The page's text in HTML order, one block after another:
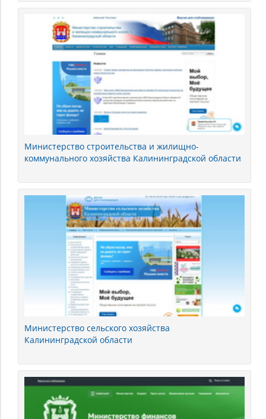
Министерство строительства и жилищно-
коммунального хозяйства Калининградской области
Министерство сельского хозяйства
Калининградской области